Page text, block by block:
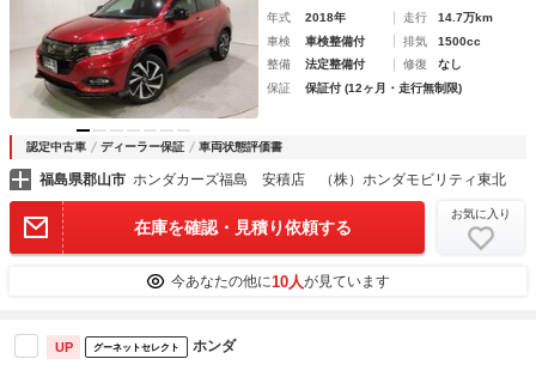
年式 2018年 走行
14.7万km
車検
車検整備付 排気
1500cc
整備
法定整備付 修復
なし
保証
保証付 (12ヶ月・走行無制限)
認定中古車 ディーラー保証 車両状態評価書
福島県郡山市 ホンダカーズ福島 安積店 （株）ホンダモビリティ東北
在庫を確認・見積り依頼する
お気に入り
今あなたの他に10人が見ています
UP グーネットセレクト ホンダ